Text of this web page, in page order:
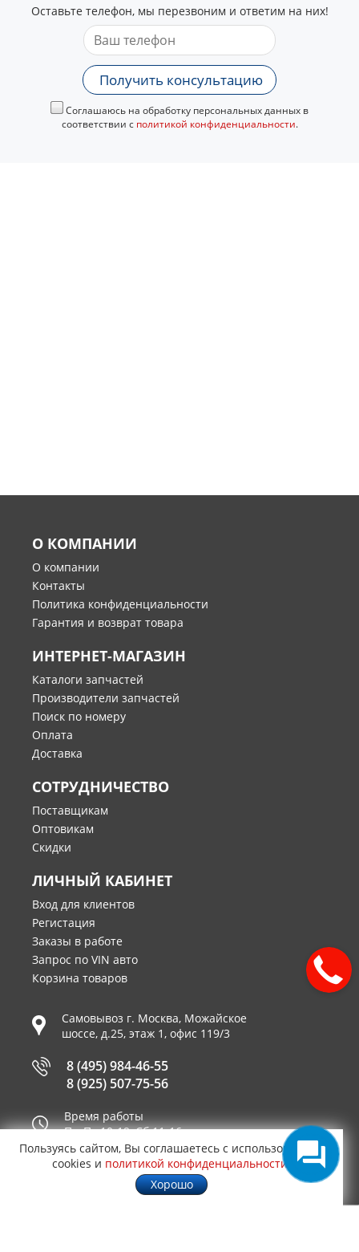
Оставьте телефон, мы перезвоним и ответим на них!
Получить консультацию
Соглашаюсь на обработку персональных данных в
соответствии с политикой конфиденциальности.
О КОМПАНИИ
О компании
Контакты
Политика конфиденциальности
Гарантия и возврат товара
ИНТЕРНЕТ-МАГАЗИН
Каталоги запчастей
Производители запчастей
Поиск по номеру
Оплата
Доставка
СОТРУДНИЧЕСТВО
Поставщикам
Оптовикам
Скидки
ЛИЧНЫЙ КАБИНЕТ
Вход для клиентов
Регистация
Заказы в работе
Запрос по VIN авто
Корзина товаров
Самовывоз г. Москва, Можайское
шоссе, д.25, этаж 1, офис 119/3
8 (495) 984-46-55
8 (925) 507-75-56
Время работы
Пн-Пт 10-19, Сб 11-16
Принимаем к оплате
Пользуясь сайтом, Вы соглашаетесь с использованием
cookies и политикой конфиденциальности
Хорошо